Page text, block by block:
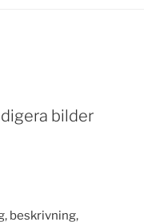
bilder
beskrivning,